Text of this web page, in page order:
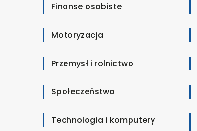
Finanse osobiste
Motoryzacja
Przemysł i rolnictwo
Społeczeństwo
Technologia i komputery